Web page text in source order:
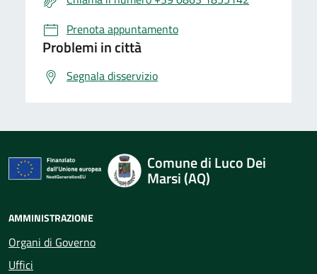
Prenota appuntamento
Problemi in città
Segnala disservizio
Comune di Luco Dei
Marsi (AQ)
AMMINISTRAZIONE
Organi di Governo
Uffici